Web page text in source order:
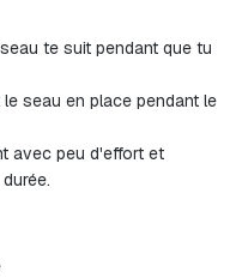
te suit pendant que tu
seau en place pendant le
avec peu d'effort et